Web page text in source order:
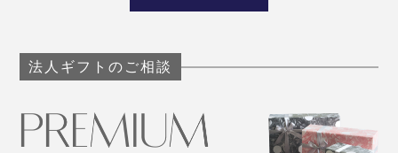
法人ギフトのご相談